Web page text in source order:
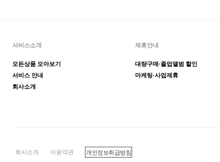
서비스소개
모든상품 모아보기
서비스 안내
회사소개
제휴안내
대량구매·졸업앨범 할인
마케팅·사업제휴
회사소개 이용약관 개인정보취급방침